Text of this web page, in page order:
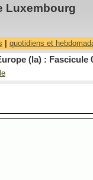
Luxembourg
quotidiens et
(la) : Fascicule